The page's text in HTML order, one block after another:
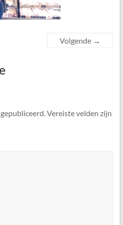
Volgende →
Vereiste velden zijn